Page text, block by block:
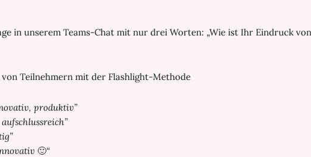
in unserem Teams-Chat mit nur drei Worten: „Wie ist Ihr Eindruck
von Teilnehmern mit der Flashlight-Methode
produktiv”
🙂“